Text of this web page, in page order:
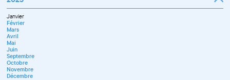
Février
Mars
Avril
Mai
Juin
Juillet
Septembre
Octobre
Novembre
Décembre
Janvier
Février
Mars
Avril
Mai
Juin
Septembre
Octobre
Novembre
Décembre